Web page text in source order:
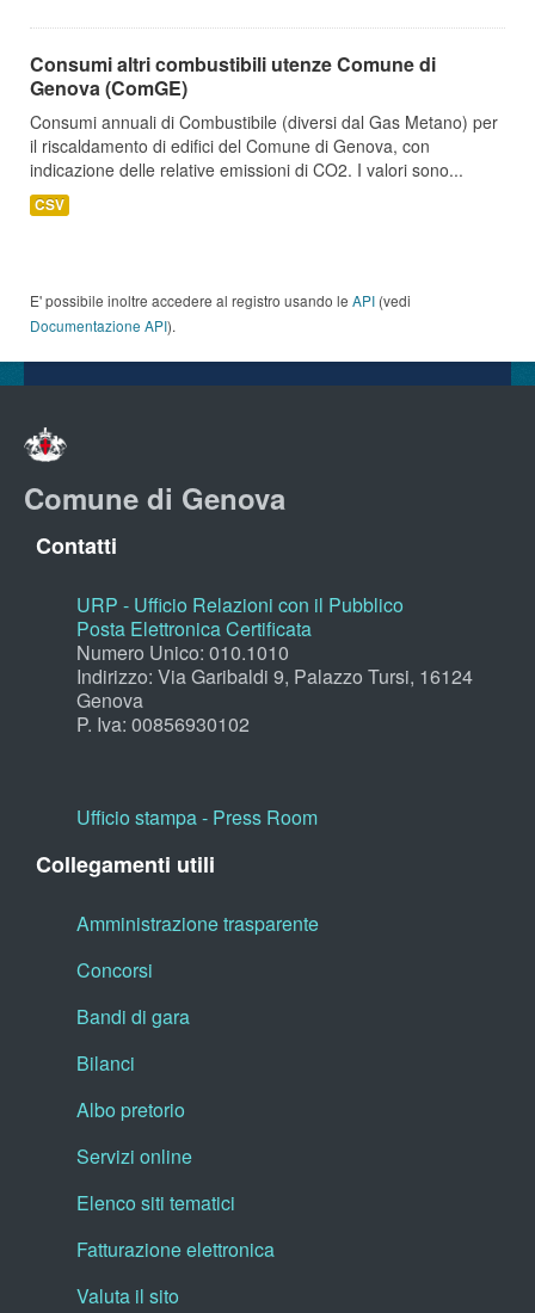
Consumi altri combustibili utenze Comune di
Genova (ComGE)
Consumi annuali di Combustibile (diversi dal Gas Metano) per
il riscaldamento di edifici del Comune di Genova, con
indicazione delle relative emissioni di CO2. I valori sono...
CSV
E' possibile inoltre accedere al registro usando le API (vedi
Documentazione API).
Comune di Genova
Contatti
URP - Ufficio Relazioni con il Pubblico
Posta Elettronica Certificata
Numero Unico: 010.1010
Indirizzo: Via Garibaldi 9, Palazzo Tursi, 16124
Genova
P. Iva: 00856930102
Ufficio stampa - Press Room
Collegamenti utili
Amministrazione trasparente
Concorsi
Bandi di gara
Bilanci
Albo pretorio
Servizi online
Elenco siti tematici
Fatturazione elettronica
Valuta il sito